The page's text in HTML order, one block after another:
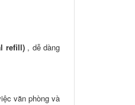
refill), dễ dàng
văn phòng và